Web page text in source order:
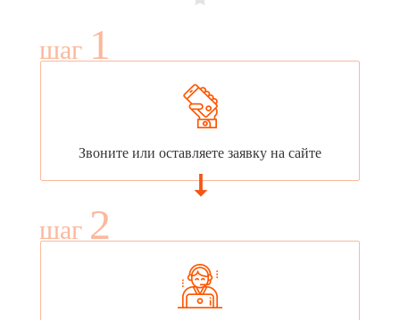
шаг 1
Звоните или оставляете заявку на сайте
шаг 2